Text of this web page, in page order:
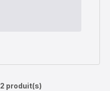
2 produit(s)